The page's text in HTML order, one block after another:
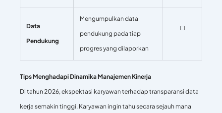
Data
Pendukung
Mengumpulkan data
pendukung pada tiap
progres yang dilaporkan
☐
Tips Menghadapi Dinamika Manajemen Kinerja
Di tahun 2026, ekspektasi karyawan terhadap transparansi data
kerja semakin tinggi. Karyawan ingin tahu secara sejauh mana